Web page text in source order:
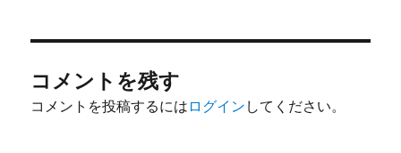
コメントを残す
コメントを投稿するには ログイン してください。